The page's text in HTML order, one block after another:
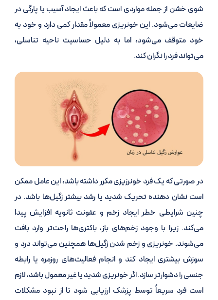
شوی خشن از جمله مواردی است که باعث ایجاد آسیب یا پارگی در
ضایعات می‌شود. این خونریزی معمولاً مقدار کمی دارد و خود به
خود متوقف می‌شود، اما به دلیل حساسیت ناحیه تناسلی،
می‌تواند فرد را نگران کند.
در صورتی که یک فرد خونرزیزی مکرر داشته باشد، این عامل ممکن
است نشان دهنده تحریک شدید یا رشد بیشتر زگیل‌ها باشد. در
چنین شرایطی خطر ایجاد زخم و عفونت ثانویه افزایش پیدا
می‌کند. زیرا با وجود زخم‌های باز، باکتری‌ها راحت‌تر وارد بافت
می‌شوند. خونریزی و زخم شدن زگیل‌ها همچنین می‌تواند درد و
سوزش بیشتری ایجاد کند و انجام فعالیت‌های روزمره یا رابطه
جنسی را دشوارتر سازد. اگر خونریزی شدید یا غیر معمول باشد، لازم
است فرد سریعاً توسط پزشک ارزیابی شود تا از نبود مشکلات